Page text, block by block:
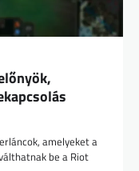
amelyeket a
be a Riot